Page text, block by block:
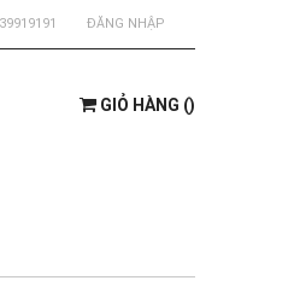
ĐĂNG NHẬP
GIỎ HÀNG ()